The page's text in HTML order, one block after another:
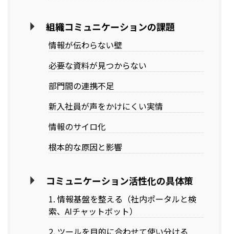
組織コミュニケーションの課題
情報が伝わらない壁
必要な資料が見つからない
部門間の連携不足
新入社員が声をかけにくい実情
情報のサイロ化
根本的な原因と影響
コミュニケーション活性化の具体策
1. 情報基盤を整える（社内ポータルと検
索、AIチャットボット）
2. ツールを目的に合わせて使い分ける